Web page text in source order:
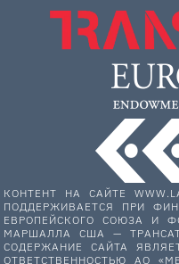
КОНТЕНТ НА САЙТЕ
ПОДДЕРЖИВАЕТСЯ ПРИ
ЕВРОПЕЙСКОГО СОЮЗА И
МАРШАЛЛА США —
СОДЕРЖАНИЕ САЙТА
ОТВЕТСТВЕННОСТЬЮ АО